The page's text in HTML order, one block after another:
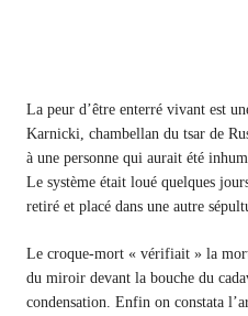
La peur d’être enterré vivant est
Karnicki, chambellan du tsar de
à une personne qui aurait été
Le système était loué quelques
retiré et placé dans une autre
Le croque-mort « vérifiait » la
du miroir devant la bouche du
condensation. Enfin on constata